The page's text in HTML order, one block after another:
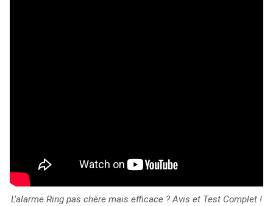
L’alarme Ring pas chère mais efficace ? Avis et Test Complet !